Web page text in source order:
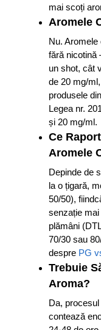
mai scoți
Aromele
Nu.
fără nicotină
un shot, cât
de 20 mg/
produsele
Legea nr.
și 20 mg/ml.
Ce
Aromele
Depinde de
la o țigară,
50/50),
senzație
plămâni
70/30 sau
despre PG
Trebuie
Aroma?
Da,
contează